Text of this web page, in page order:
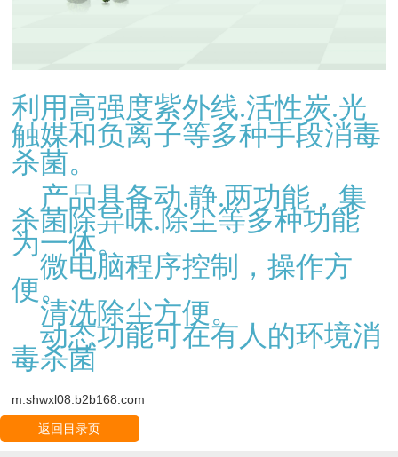
利用高强度紫外线.活性炭.光
触媒和负离子等多种手段消毒
杀菌。
产品具备动.静.两功能，集
杀菌除异味.除尘等多种功能
为一体。
微电脑程序控制，操作方
便。
清洗除尘方便。
动态功能可在有人的环境消
毒杀菌
m.shwxl08.b2b168.com
返回目录页